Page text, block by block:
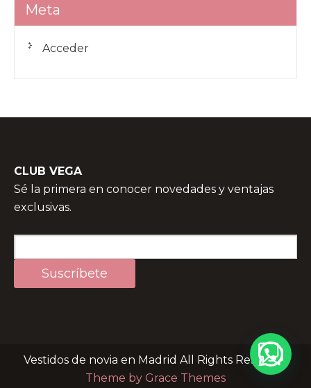
Meta
Acceder
CLUB VEGA
Sé la primera en conocer novedades y ventajas
exclusivas.
Vestidos de novia en Madrid All Rights Reserved
Theme by Grace Themes